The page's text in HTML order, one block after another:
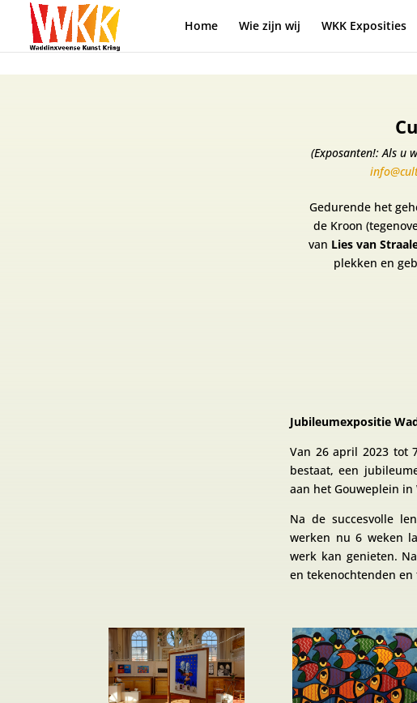
Home Wie zijn wij WKK Exposities
(Exposanten!: Als u
Gedurende het
de Kroon
van Lies van
plekken en
Jubileumexpositie
Van 26 april 2023 tot
bestaat, een
aan het Gouweplein in
Na de succesvolle
werken nu 6 weken
werk kan genieten.
en tekenochtenden